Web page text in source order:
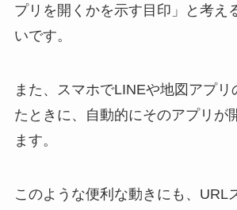
プリを開くかを示す目印」と考え
いです。
また、スマホでLINEや地図アプリ
たときに、自動的にそのアプリが
ます。
このような便利な動きにも、URL